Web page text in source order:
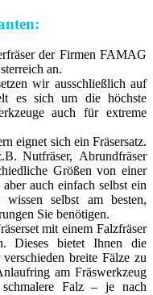
der Firmen FAMAG
an.
wir ausschließlich auf
es sich um die höchste
auch für extreme
eignet sich ein Fräsersatz.
Nutfräser, Abrundfräser
Größen von einer
auch einfach selbst ein
wissen selbst am besten,
Sie benötigen.
mit einem Falzfräser
Dieses bietet Ihnen die
breite Fälze zu
am Fräswerkzeug
Falz – je nach